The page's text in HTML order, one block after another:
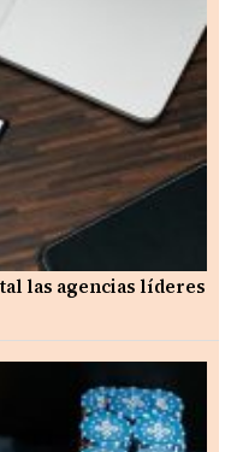
las agencias líderes